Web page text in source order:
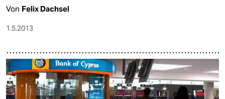
Von Felix Dachsel
1.5.2013